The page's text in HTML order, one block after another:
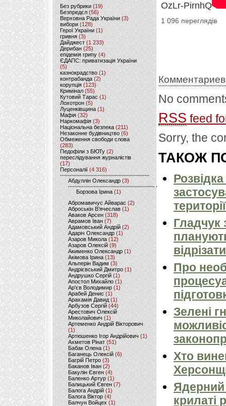
Без рубрики (19)
Безпредєл(56)
Верховна Рада України (3)
вибори(128)
Герої України(1)
гривня (3)
Дайджест (1 233)
Дерибан (25)
епідемія грипу (4)
ЄДАПС: приватизація України
(5)
казнокрадство (1)
контрабанда (2)
корупція (123)
Кримінал (55)
Кутовий Тарас (1)
Лохотрон(5)
Луценківщина (1)
Мафія (32)
Наркомафія (3)
Національна безпека (211)
Незаконне будівництво(6)
Обмеження свободи слова
(283)
Педофіли з БЮТу (2)
переслідування журналістів
(17)
Персоналії (4 316)
Абдуллін Олександр (3)
Борзова Ірина(1)
Абромавичус Айварас (2)
Аброськін В’ячеслав(1)
Аваков Арсен (318)
Аврамов Іван (7)
Адамовський Андрій(2)
Адаріч Олександр (1)
Азаров Микола (12)
Азаров Олексій (9)
Акименко Олександр(1)
Акімова Ірина(13)
Альперін Вадим (3)
Андрієвський Дмитро(1)
Андрушко Сергій(1)
Апостол Михайло(1)
Ар'єв Володимир (1)
Арабей Денис(1)
Арахамія Давид (1)
Арбузов Сергій (44)
Арестович Олексій
Миколайович(1)
Артеменко Андрій Вікторович
(1)
Артюшенко Ігор Андрійович(1)
Ахметов Рінат(51)
Бабак Олена(1)
Баганець Олексій(6)
Багрій Петро (3)
Баканов Іван(2)
Бакулін Євген (4)
Баленко Артур(1)
Балицький Євген(7)
Балога Андрій (1)
Балога Віктор (4)
Балчун Войцех (1)
OzLr-PirnhQ
1 096 переглядів
No
RSS feed
Sorry, the
ТАКОЖ
Гладчук
Про
Зелені
Хто
Ядерний
крилаті